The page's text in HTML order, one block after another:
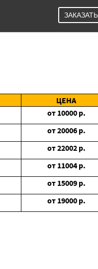
ЗАКАЗАТЬ
ЦЕНА
от 10000 р.
от20006 р.
от22002 р.
от 11004 р.
от 15009 р.
от 19000 р.